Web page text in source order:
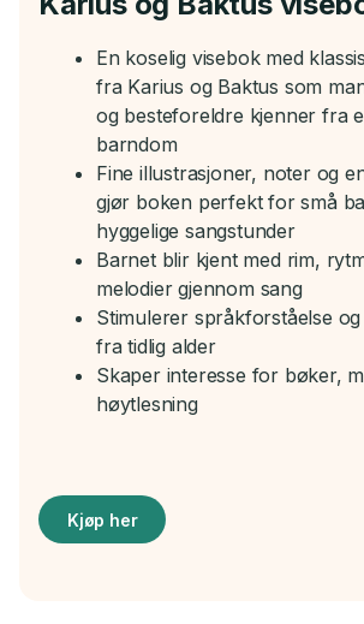
En koselig visebok med
fra Karius og Baktus som
og besteforeldre kjenner fra
barndom
Fine illustrasjoner, noter og
gjør boken perfekt for små
hyggelige sangstunder
Barnet blir kjent med rim,
melodier gjennom sang
Stimulerer språkforståelse
fra tidlig alder
Skaper interesse for bøker,
høytlesning
Kjøp her